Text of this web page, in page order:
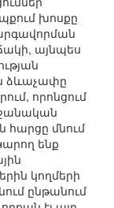
խոսքը
այնպես
ձևաչափը
որոնցում
հարցը մնում
ենք
կողմերի
ընթանում